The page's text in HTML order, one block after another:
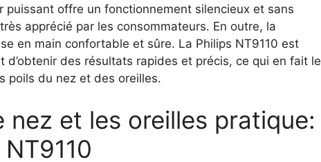
puissant offre un fonctionnement silencieux et sans
apprécié par les consommateurs. En outre, la
en main confortable et sûre. La Philips NT9110 est
des résultats rapides et précis, ce qui en fait le
poils du nez et des oreilles.
nez et les oreilles pratique: